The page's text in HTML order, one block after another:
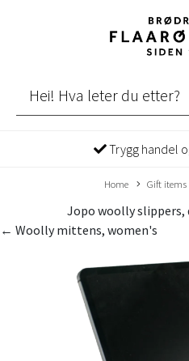
Trygg handel
Home Gift items
Jopo woolly slippers,
← Woolly mittens, women's